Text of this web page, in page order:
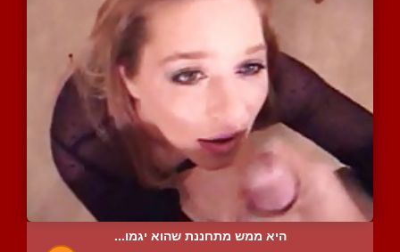
היא ממש מתחננת שהוא יגמו...